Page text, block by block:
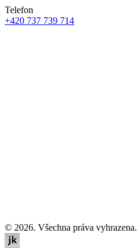
Telefon
+420 737 739 714
© 2026. Všechna práva vyhrazena.